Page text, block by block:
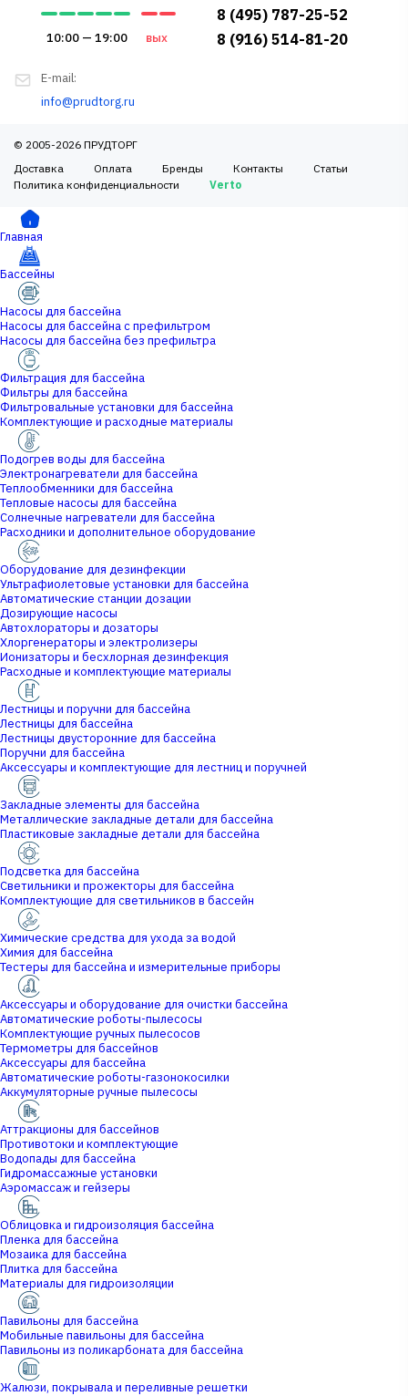
8 (495) 787-25-52
8 (916) 514-81-20
10:00 — 19:00 вых
E-mail:
info@prudtorg.ru
© 2005-2026 ПРУДТОРГ
Доставка
Оплата Бренды Контакты
Статьи
Политика конфиденциальности
Verto
Главная
Бассейны
Насосы для бассейна
Насосы для бассейна с префильтром
Насосы для бассейна без префильтра
Фильтрация для бассейна
Фильтры для бассейна
Фильтровальные установки для бассейна
Комплектующие и расходные материалы
Подогрев воды для бассейна
Электронагреватели для бассейна
Теплообменники для бассейна
Тепловые насосы для бассейна
Солнечные нагреватели для бассейна
Расходники и дополнительное оборудование
Оборудование для дезинфекции
Ультрафиолетовые установки для бассейна
Автоматические станции дозации
Дозирующие насосы
Автохлораторы и дозаторы
Хлоргенераторы и электролизеры
Ионизаторы и бесхлорная дезинфекция
Расходные и комплектующие материалы
Лестницы и поручни для бассейна
Лестницы для бассейна
Лестницы двусторонние для бассейна
Поручни для бассейна
Аксессуары и комплектующие для лестниц и поручней
Закладные элементы для бассейна
Металлические закладные детали для бассейна
Пластиковые закладные детали для бассейна
Подсветка для бассейна
Светильники и прожекторы для бассейна
Комплектующие для светильников в бассейн
Химические средства для ухода за водой
Химия для бассейна
Тестеры для бассейна и измерительные приборы
Аксессуары и оборудование для очистки бассейна
Автоматические роботы-пылесосы
Комплектующие ручных пылесосов
Термометры для бассейнов
Аксессуары для бассейна
Автоматические роботы-газонокосилки
Аккумуляторные ручные пылесосы
Аттракционы для бассейнов
Противотоки и комплектующие
Водопады для бассейна
Гидромассажные установки
Аэромассаж и гейзеры
Облицовка и гидроизоляция бассейна
Пленка для бассейна
Мозаика для бассейна
Плитка для бассейна
Материалы для гидроизоляции
Павильоны для бассейна
Мобильные павильоны для бассейна
Павильоны из поликарбоната для бассейна
Жалюзи, покрывала и переливные решетки